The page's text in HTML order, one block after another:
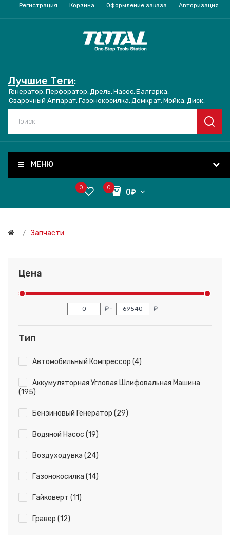
Регистрация Корзина Оформление заказа Авторизация
Лучшие Теги:
Генератор,Перфоратор,Дрель,Насос,Балгарка,
Сварочный Аппарат,Газонокосилка,Домкрат,Мойка,Диск,
МЕНЮ
0
0₽
0
Запчасти
Цена
₽- ₽
Тип
Автомобильный Компрессор (4)
Аккумуляторная Угловая Шлифовальная Машина
(195)
Бензиновый Генератор (29)
Водяной Насос (19)
Воздуходувка (24)
Газонокосилка (14)
Гайковерт (11)
Гравер (12)